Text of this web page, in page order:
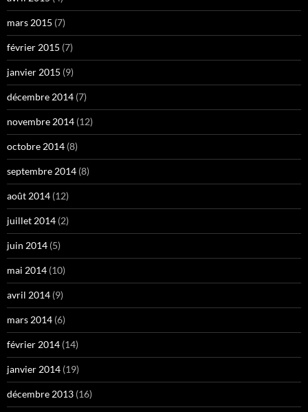
mars 2015 (7)
février 2015 (7)
janvier 2015 (9)
décembre 2014 (7)
novembre 2014 (12)
octobre 2014 (8)
septembre 2014 (8)
août 2014 (12)
juillet 2014 (2)
juin 2014 (5)
mai 2014 (10)
avril 2014 (9)
mars 2014 (6)
février 2014 (14)
janvier 2014 (19)
décembre 2013 (16)